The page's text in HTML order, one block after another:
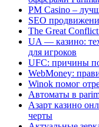
PM Casino –
SEO
The Great
UA — казино:
для игроков
UFC: причины
WebMoney:
Winok помог
Автоматы в
Азарт казино
черты